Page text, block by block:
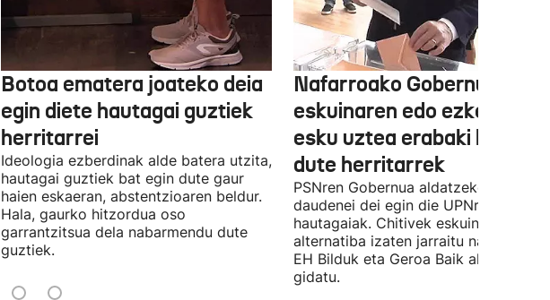
Botoa ematera joateko deia
egin diete hautagai guztiek
herritarrei
Ideologia ezberdinak alde batera utzita,
hautagai guztiek bat egin dute gaur
haien eskaeran, abstentzioaren beldur.
Hala, gaurko hitzordua oso
garrantzitsua dela nabarmendu dute
guztiek.
Nafarroako Gobernua
eskuinaren edo ezkerraren
esku uztea erabaki
dute herritarrek
PSNren Gobernua aldatzeko irrikitan
daudenei dei egin die UPNren
hautagaiak. Chitivek eskuinaren
alternatiba izaten jarraitu nahi du eta
EH Bilduk eta Geroa Baik aldaketa
gidatu.